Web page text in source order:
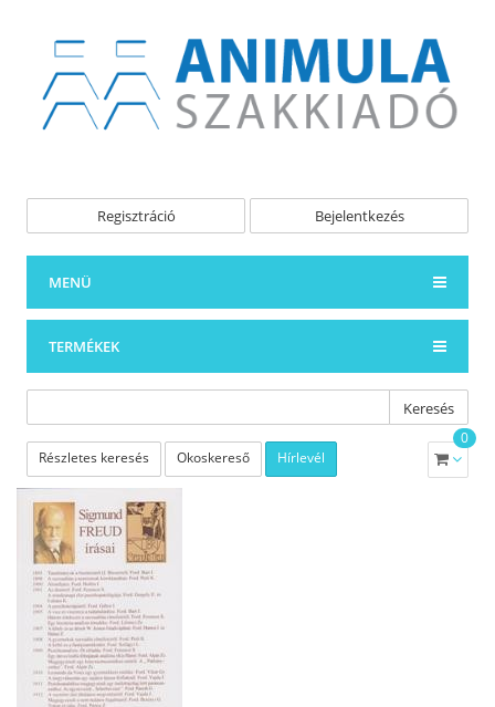
Regisztráció Bejelentkezés
MENÜ
TERMÉKEK
Keresés
Részletes keresés Okoskereső Hírlevél
0